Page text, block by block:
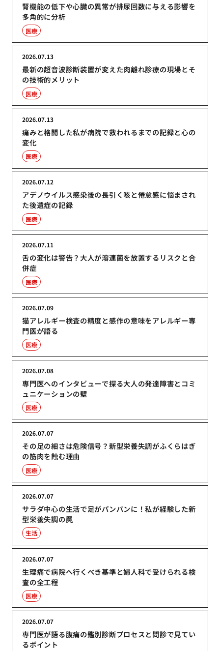
腎機能の低下や心臓の異常が排尿回数に与える影響を
多角的に分析
医療
最新の超音波診断装置が変えた肉離れ診療の現場とそ
の技術的メリット
2026.07.13
医療
痛みと格闘した私が病院で救われるまでの記録と心の
変化
2026.07.13
医療
アデノウイルス感染後の長引く咳と倦怠感に悩まされ
た後遺症の記録
2026.07.12
医療
舌の変化は警告？大人が溶連菌を放置するリスクと合
併症
2026.07.11
医療
猫アレルギー検査の精度と感作の意味をアレルギー専
門医が語る
2026.07.09
医療
専門医へのインタビューで探る大人の発達障害とコミ
ュニケーションの壁
2026.07.08
医療
その足の細さは危険信号？新型栄養失調がふくらはぎ
の筋肉を蝕む理由
2026.07.07
医療
サラダ中心の生活で足がパンパンに！私が経験した新
型栄養失調の罠
2026.07.07
生活
生理痛で病院へ行くべき基準と婦人科で受けられる検
査の全工程
2026.07.07
医療
専門医が語る腹痛の鑑別診断プロセスと問診で見てい
るポイント
2026.07.07